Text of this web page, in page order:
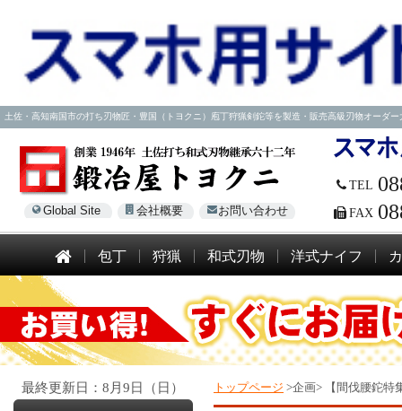
土佐・高知南国市の打ち刃物匠・豊国（トヨクニ）庖丁狩猟剣鉈等を製造・販売高級刃物オーダ
Global Site 会社概要 お問い合わせ
TEL
FAX
包丁 狩猟 和式刃物 洋式ナイフ
トップページ >企画> 【間伐腰鉈
最終更新日：8月9日（日）